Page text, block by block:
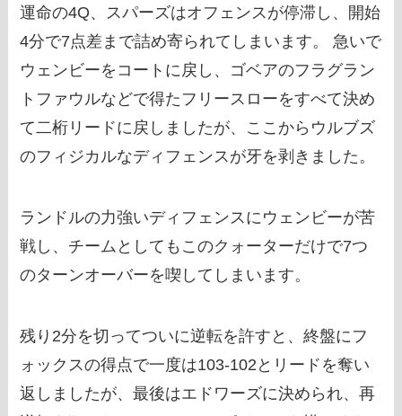
運命の4Q、スパーズはオフェンスが停滞し、開始
4分で7点差まで詰め寄られてしまいます。 急いで
ウェンビーをコートに戻し、ゴベアのフラグラン
トファウルなどで得たフリースローをすべて決め
て二桁リードに戻しましたが、ここからウルブズ
のフィジカルなディフェンスが牙を剥きました。
ランドルの力強いディフェンスにウェンビーが苦
戦し、チームとしてもこのクォーターだけで7つ
のターンオーバーを喫してしまいます。
残り2分を切ってついに逆転を許すと、終盤にフ
ォックスの得点で一度は103-102とリードを奪い
返しましたが、最後はエドワーズに決められ、再